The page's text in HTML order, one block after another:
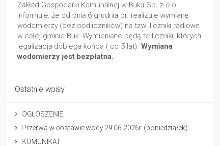
Zakład Gospodarki Komunalnej w Buku Sp. z o.o.
informuje, że od dnia 6 grudnia br. realizuje wymianę
wodomierzy (bez podliczników) na tzw. liczniki radiowe
w całej gminie Buk. Wymieniane będą te liczniki, których
legalizacja dobiega końca ( co 5 lat). Wymiana
wodomierzy jest bezpłatna.
Ostatnie wpisy
OGŁOSZENIE
Przerwa w dostawie wody 29.06.2026r. (poniedziałek)
KOMUNIKAT